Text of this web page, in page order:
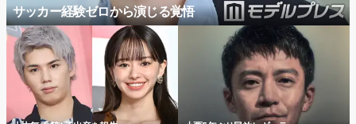
サッカー経験ゼロから演じる覚悟